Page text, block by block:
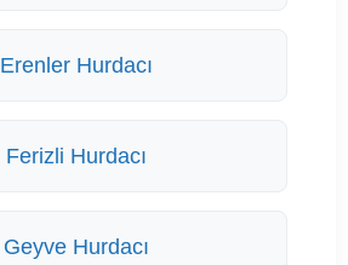
Erenler Hurdacı
Ferizli Hurdacı
Geyve Hurdacı